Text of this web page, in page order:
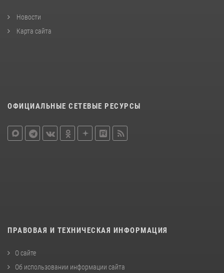
Новости
Карта сайта
ОФИЦИАЛЬНЫЕ СЕТЕВЫЕ РЕСУРСЫ
ПРАВОВАЯ И ТЕХНИЧЕСКАЯ ИНФОРМАЦИЯ
О сайте
Об использовании информации сайта